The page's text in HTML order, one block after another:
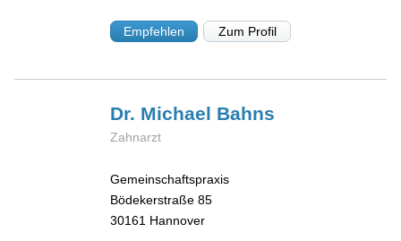
Empfehlen Zum Profil
Dr. Michael Bahns
Zahnarzt
Gemeinschaftspraxis
Bödekerstraße 85
30161 Hannover